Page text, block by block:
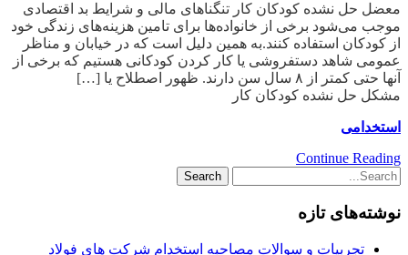
معضل حل نشده کودکان کار تنگناهای مالی و شرایط بد اقتصادی
موجب می‌شود برخی از خانواده‌ها برای تامین هزینه‌های زندگی خود
از کودکان استفاده کنند.به همین دلیل است که در خیابان و مناظر
عمومی شاهد دستفروشی یا کار کردن کودکانی هستیم که برخی از
آنها حتی کمتر از ۸ سال سن دارند. ظهور اصطلاح یا […]
مشکل حل نشده کودکان کار
استخدامی
Continue Reading
نوشته‌های تازه
تجربیات و سوالات مصاحبه استخدام شرکت های فولاد